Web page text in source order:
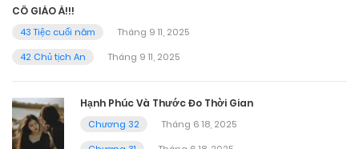
CÔ GIÁO À!!!
43 Tiệc cuối năm
Tháng 9 11, 2025
42 Chủ tịch An
Tháng 9 11, 2025
Hạnh Phúc Và Thước Đo Thời Gian
Chương 32
Tháng 6 18, 2025